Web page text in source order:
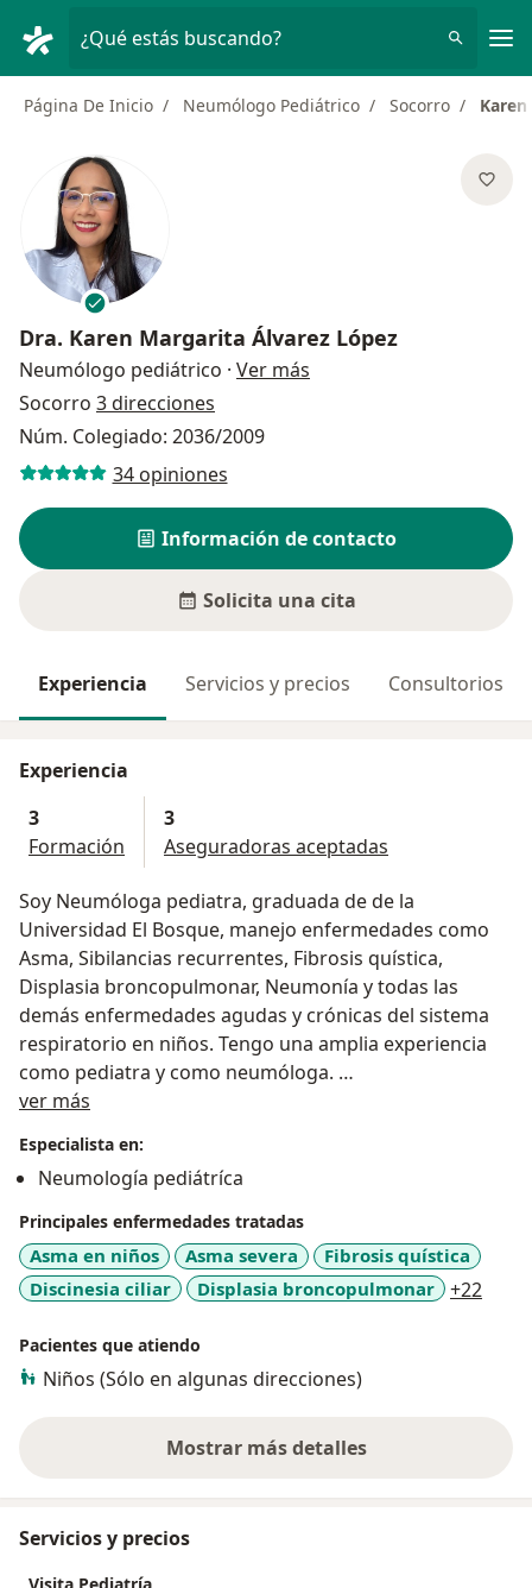
¿Qué estás buscando?
Página De Inicio Neumólogo Pediátrico Socorro
Dra. Karen Margarita Álvarez López
Neumólogo pediátrico · Ver más
Socorro 3 direcciones
Núm. Colegiado: 2036/2009
34 opiniones
Información de contacto
Solicita una cita
Experiencia Servicios y precios Consultorios
Experiencia
3
Formación
3
Aseguradoras aceptadas
Soy Neumóloga pediatra, graduada de de la
Universidad El Bosque, manejo enfermedades como
Asma, Sibilancias recurrentes, Fibrosis quística,
Displasia broncopulmonar, Neumonía y todas las
demás enfermedades agudas y crónicas del sistema
respiratorio en niños. Tengo una amplia experiencia
como pediatra y como neumóloga.
Cuento con instalaciones cómodas, enfocadas en
consulta.
ver más
Especialista en:
Neumología pediátríca
Principales enfermedades tratadas
Asma en niños Asma severa
Fibrosis quística
Discinesia ciliar
Displasia broncopulmonar +22
Pacientes que atiendo
Niños (Sólo en algunas direcciones)
Mostrar más detalles
sobre la experiencia
Servicios y precios